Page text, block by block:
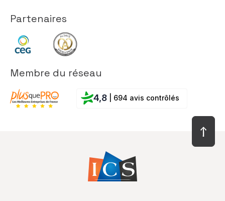
Partenaires
Membre du réseau
4,8 | 694 avis contrôlés